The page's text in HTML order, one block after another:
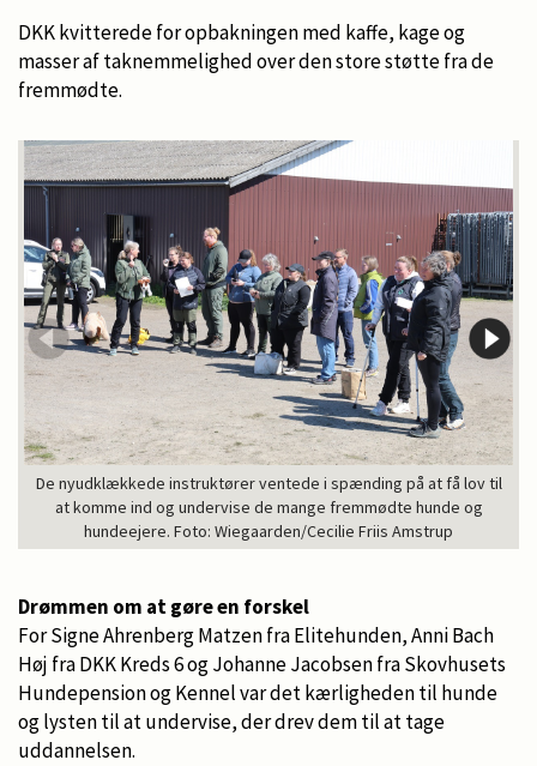
DKK kvitterede for opbakningen med kaffe, kage og
masser af taknemmelighed over den store støtte fra de
fremmødte.
De nyudklækkede instruktører ventede i spænding på at få lov til
at komme ind og undervise de mange fremmødte hunde og
hundeejere. Foto: Wiegaarden/Cecilie Friis Amstrup
Drømmen om at gøre en forskel
For Signe Ahrenberg Matzen fra Elitehunden, Anni Bach
Høj fra DKK Kreds 6 og Johanne Jacobsen fra Skovhusets
Hundepension og Kennel var det kærligheden til hunde
og lysten til at undervise, der drev dem til at tage
uddannelsen.